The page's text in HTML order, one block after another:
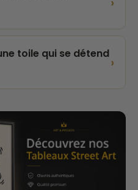
toile qui se détend
›